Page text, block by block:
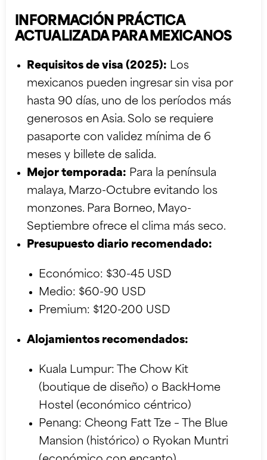
INFORMACIÓN PRÁCTICA
ACTUALIZADA PARA MEXICANOS
Requisitos de visa (2025): Los
mexicanos pueden ingresar sin visa por
hasta 90 días, uno de los períodos más
generosos en Asia. Solo se requiere
pasaporte con validez mínima de 6
meses y billete de salida.
Mejor temporada: Para la península
malaya, Marzo-Octubre evitando los
monzones. Para Borneo, Mayo-
Septiembre ofrece el clima más seco.
Presupuesto diario recomendado:
Económico: $30-45 USD
Medio: $60-90 USD
Premium: $120-200 USD
Alojamientos recomendados:
Kuala Lumpur: The Chow Kit
(boutique de diseño) o BackHome
Hostel (económico céntrico)
Penang: Cheong Fatt Tze – The Blue
Mansion (histórico) o Ryokan Muntri